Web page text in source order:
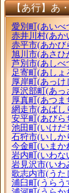
【あ行】あ
愛別町 (あいべ
赤井川村(あか
赤平市(あかび
旭川市(あさひ
芦別市(あしべ
足寄町 (あしょ
厚岸町 (あっけ
厚沢部町 (あっ
厚真町 (あつま
網走市(あばし
安平町 (あびら
池田町 (いけだ
石狩市(いしか
今金町 (いまか
岩内町 (いわな
岩見沢市(いわ
歌志内市(うた
浦臼町 (うらう